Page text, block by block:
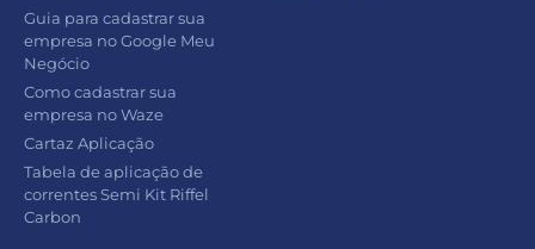
Guia para cadastrar sua
empresa no Google Meu
Negócio
Como cadastrar sua
empresa no Waze
Cartaz Aplicação
Tabela de aplicação de
correntes Semi Kit Riffel
Carbon